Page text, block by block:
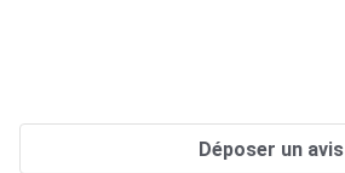
Déposer un avis